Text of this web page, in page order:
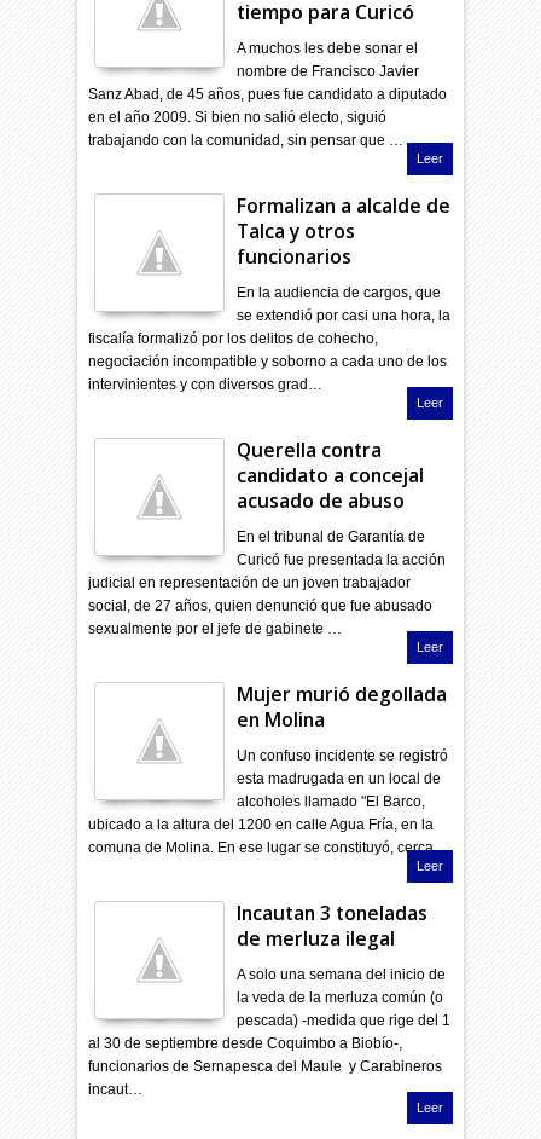
tiempo para Curicó
A muchos les debe sonar el
nombre de Francisco Javier
Sanz Abad, de 45 años, pues fue candidato a diputado
en el año 2009. Si bien no salió electo, siguió
trabajando con la comunidad, sin pensar que …
Leer
Formalizan a alcalde de
Talca y otros
funcionarios
En la audiencia de cargos, que
se extendió por casi una hora, la
fiscalía formalizó por los delitos de cohecho,
negociación incompatible y soborno a cada uno de los
intervinientes y con diversos grad…
Leer
Querella contra
candidato a concejal
acusado de abuso
En el tribunal de Garantía de
Curicó fue presentada la acción
judicial en representación de un joven trabajador
social, de 27 años, quien denunció que fue abusado
sexualmente por el jefe de gabinete …
Leer
Mujer murió degollada
en Molina
Un confuso incidente se registró
esta madrugada en un local de
alcoholes llamado "El Barco,
ubicado a la altura del 1200 en calle Agua Fría, en la
comuna de Molina. En ese lugar se constituyó, cerca …
Leer
Incautan 3 toneladas
de merluza ilegal
A solo una semana del inicio de
la veda de la merluza común (o
pescada) -medida que rige del 1
al 30 de septiembre desde Coquimbo a Biobío-,
funcionarios de Sernapesca del Maule y Carabineros
incaut…
Leer